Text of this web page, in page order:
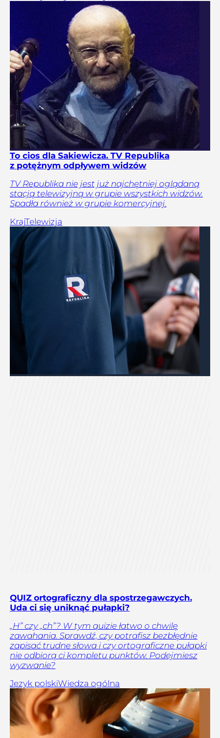
To cios dla Sakiewicza. TV Republika
z potężnym odpływem widzów
TV Republika nie jest już najchętniej oglądaną
stacją telewizyjną w grupie wszystkich widzów.
Spadła również w grupie komercyjnej.
KrajTelewizja
QUIZ ortograficzny dla spostrzegawczych.
Uda ci się uniknąć pułapki?
„H” czy „ch”? W tym quizie łatwo o chwilę
zawahania. Sprawdź, czy potrafisz bezbłędnie
zapisać trudne słowa i czy ortograficzne pułapki
nie odbiorą ci kompletu punktów. Podejmiesz
wyzwanie?
Język polskiWiedza ogólna